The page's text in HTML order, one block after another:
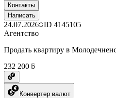
Контакты
Написать
24.07.2026 ID 4145105
Агентство
Продать квартиру в
232 200 ƃ
Конвертер валют